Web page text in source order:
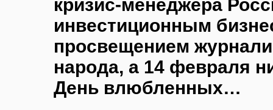
кризис-менеджера
инвестиционным
просвещением
народа, а 14 февраля
День влюбленных…